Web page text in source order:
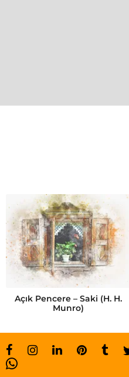
n
i
k
o
aAçık Pencere – Saki (H. H.
Munro)